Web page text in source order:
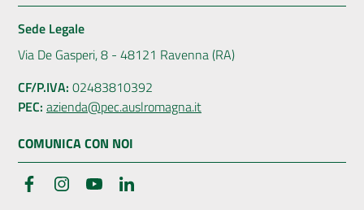
Sede Legale
Via De Gasperi, 8 - 48121 Ravenna (RA)
CF/P.IVA: 02483810392
PEC: azienda@pec.auslromagna.it
COMUNICA CON NOI
FacebookInstagramYouTube